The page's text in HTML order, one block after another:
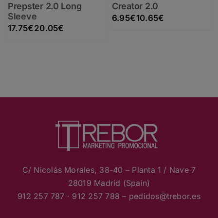
Prepster 2.0 Long
Sleeve
17.75€20.05€
Creator 2.0
6.95€10.65€
C/ Nicolás Morales, 38-40 – Planta 1 / Nave 7
28019 Madrid (Spain)
912 257 787 · 912 257 788 – pedidos@trebor.es